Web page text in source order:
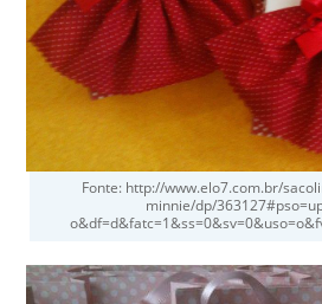
Fonte: http://www.elo7.com.br/
minnie/dp/